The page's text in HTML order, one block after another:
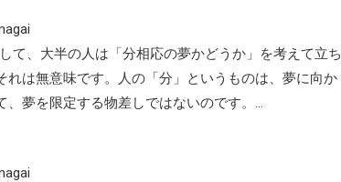
@m_kumagai
て、大半の人は「分相応の夢かどうか」を考えて立ち
は無意味です。人の「分」というものは、夢に向か
、夢を限定する物差しではないのです。…
@m_kumagai